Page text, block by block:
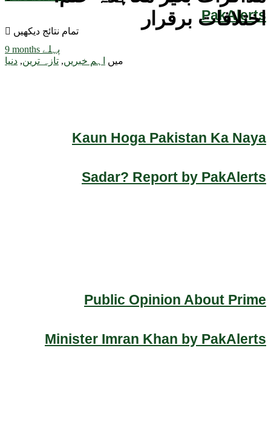
PakAlerts
Kaun Hoga Pakistan Ka Naya
Sadar? Report by PakAlerts
Public Opinion About Prime
Minister Imran Khan by PakAlerts
تمام نتائج دیکھیں
اختلافات برقرار
9 months پہلے
میں
اہم خبریں, تازہ ترین, دنیا